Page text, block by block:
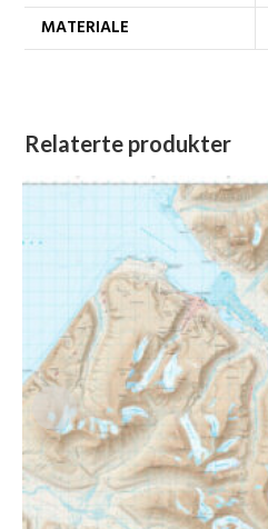
MATERIALE
Relaterte produkter